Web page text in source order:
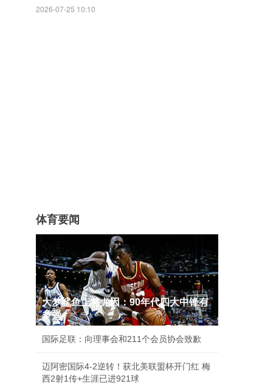
2026-07-25 10:10
体育要闻
大梦鲨鱼上将尤因：90年代四大中锋有
多强
国际足联：向理事会和211个会员协会致歉
迈阿密国际4-2逆转！获北美联盟杯开门红 梅
西2射1传+生涯已进921球